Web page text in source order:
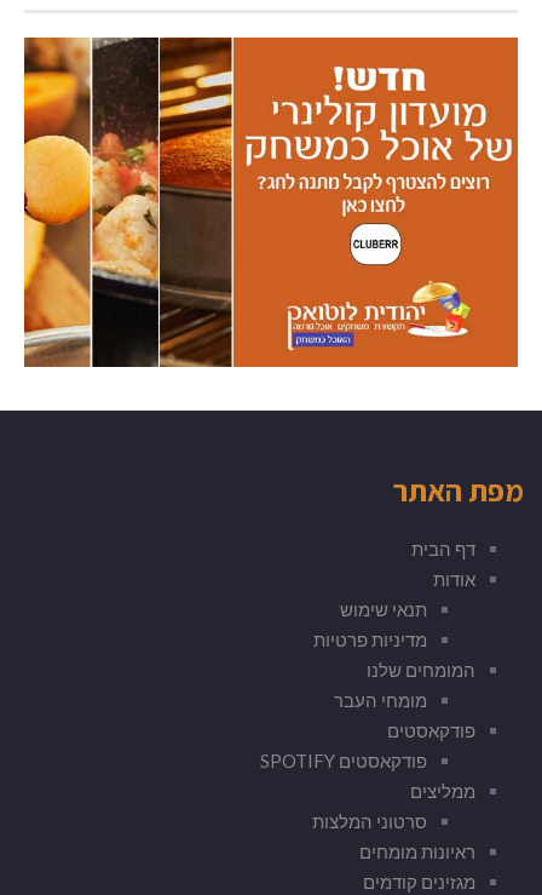
מפת האתר
דף הבית
אודות
תנאי שימוש
מדיניות פרטיות
המומחים שלנו
מומחי העבר
פודקאסטים
פודקאסטים SPOTIFY
ממליצים
סרטוני המלצות
ראיונות מומחים
מגזינים קודמים